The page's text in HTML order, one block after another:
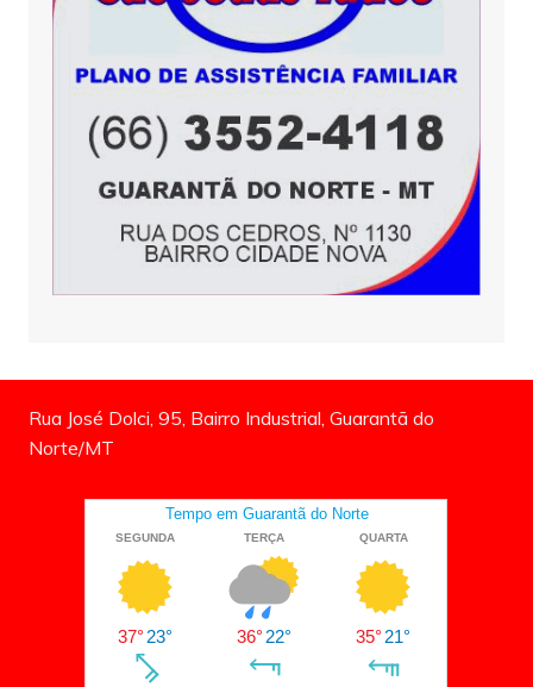
Rua José Dolci, 95, Bairro Industrial, Guarantã do
Norte/MT